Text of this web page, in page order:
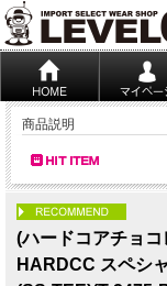
商品説明
(ハードコアチョ
HARDCC スペシ